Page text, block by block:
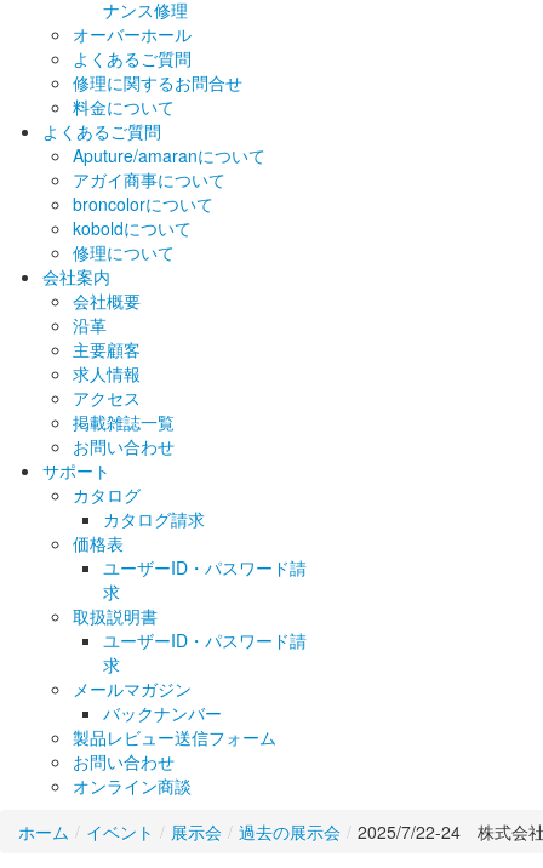
ナンス修理
オーバーホール
よくあるご質問
修理に関するお問合せ
料金について
よくあるご質問
Aputure/amaranについて
アガイ商事について
broncolorについて
koboldについて
修理について
会社案内
会社概要
沿革
主要顧客
求人情報
アクセス
掲載雑誌一覧
お問い合わせ
サポート
カタログ
カタログ請求
価格表
ユーザーID・パスワード請
求
取扱説明書
ユーザーID・パスワード請
求
メールマガジン
バックナンバー
製品レビュー送信フォーム
お問い合わせ
オンライン商談
ホーム / イベント / 展示会 / 過去の展示会 / 2025/7/22-24 株式会